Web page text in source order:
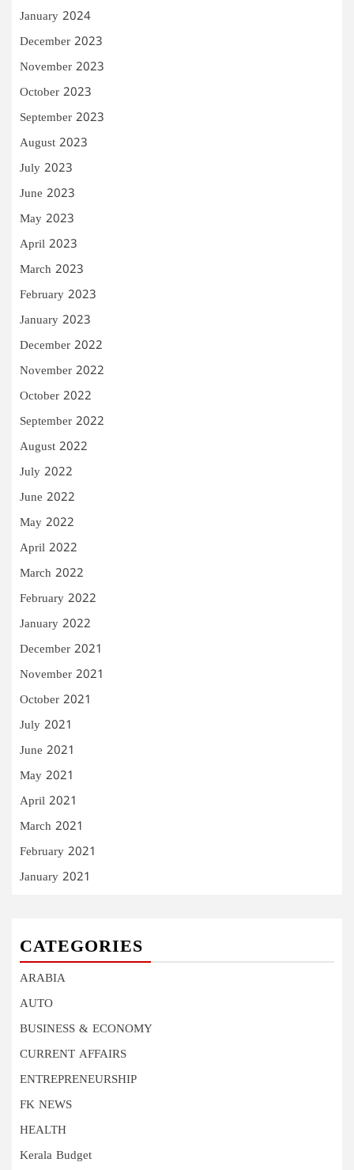
January 2024
December 2023
November 2023
October 2023
September 2023
August 2023
July 2023
June 2023
May 2023
April 2023
March 2023
February 2023
January 2023
December 2022
November 2022
October 2022
September 2022
August 2022
July 2022
June 2022
May 2022
April 2022
March 2022
February 2022
January 2022
December 2021
November 2021
October 2021
July 2021
June 2021
May 2021
April 2021
March 2021
February 2021
January 2021
CATEGORIES
ARABIA
AUTO
BUSINESS & ECONOMY
CURRENT AFFAIRS
ENTREPRENEURSHIP
FK NEWS
HEALTH
Kerala Budget